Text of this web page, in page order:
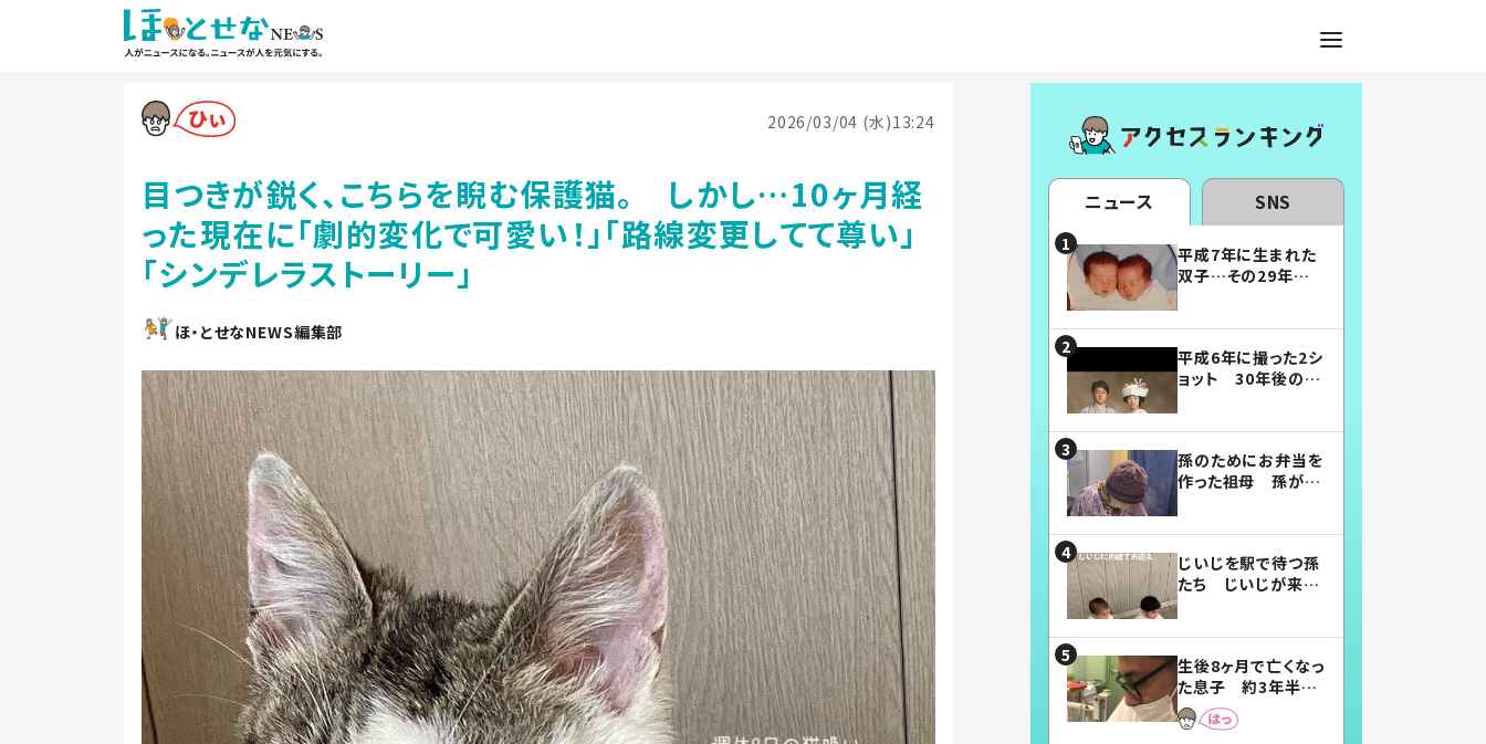
2026/03/04 (水)13:24
目つきが鋭く、こちらを睨む保護猫。 しかし…10ヶ月経
った現在に「劇的変化で可愛い！」「路線変更してて尊い」
「シンデレラストーリー」
ほ・とせなNEWS編集部
ニュース SNS
平成7年に生まれた
双子…その29年後
平成6年に撮った2シ
ョット 30年後の姿
孫のためにお弁当を
作った祖母 孫が絶
じいじを駅で待つ孫
たち じいじが来た
まらない」「幸せにな
れる」
生後8ヶ月で亡くなっ
た息子 約3年半
後、当時の妻の日記
に書いてあった本音